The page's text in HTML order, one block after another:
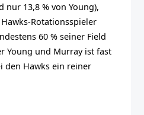
13,8 % von Young),
Rotationsspieler
60 % seiner Field
Young und Murray ist fast
den Hawks ein reiner